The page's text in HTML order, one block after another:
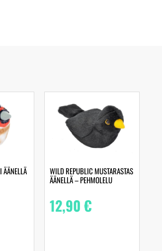
ÄÄNELLÄ
WILD REPUBLIC MUSTARASTAS
ÄÄNELLÄ – PEHMOLELU
12,90€